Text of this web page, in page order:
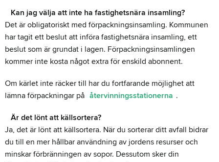
Kan jag välja att inte ha fastighetsnära insamling?
Det är obligatoriskt med förpackningsinsamling. Kommunen
har tagit ett beslut att införa fastighetsnära insamling, ett
beslut som är grundat i lagen. Förpackningsinsamlingen
kommer inte kosta något extra för enskild abonnent.
Om kärlet inte räcker till har du fortfarande möjlighet att
lämna förpackningar på återvinningsstationerna .
Är det lönt att källsortera?
Ja, det är lönt att källsortera. När du sorterar ditt avfall bidrar
du till en mer hållbar användning av jordens resurser och
minskar förbränningen av sopor. Dessutom sker din